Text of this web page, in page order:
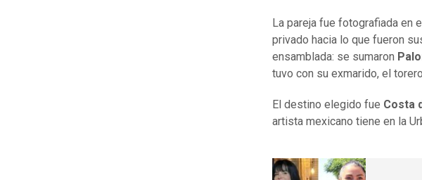
La pareja fue fotografiada en
privado hacia lo que fueron
ensamblada: se sumaron
tuvo con su exmarido, el torero
El destino elegido fue Costa
artista mexicano tiene en la